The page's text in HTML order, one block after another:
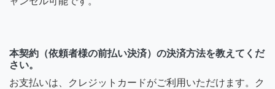
本契約（依頼者様の前払い決済）の決済方法を教えてくだ
さい。
お支払いは、クレジットカードがご利用いただけます。ク